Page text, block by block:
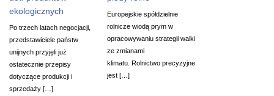
ekologicznych
Po trzech latach negocjacji,
przedstawiciele państw
unijnych przyjęli już
ostatecznie przepisy
dotyczące produkcji i
sprzedaży […]
Europejskie spółdzielnie
rolnicze wiodą prym w
opracowywaniu strategii walki
ze zmianami
klimatu. Rolnictwo precyzyjne
jest […]